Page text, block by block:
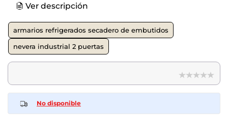
Ver descripción
armarios refrigerados secadero de embutidos
nevera industrial 2 puertas
No disponible